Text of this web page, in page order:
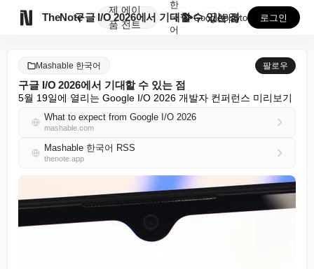
TheNote
제
품
에이
전트
구글 I/O 2026에서 기대할 수 있는 점
한
국
어
GooglePlay
AppStore 로그인
Mashable 한국어 팔로우
구글 I/O 2026에서 기대할 수 있는 점
5월 19일에 열리는 Google I/O 2026 개발자 컨퍼런스 미리보기
What to expect from Google I/O 2026
mashable.com
Mashable 한국어 RSS
thenote.app